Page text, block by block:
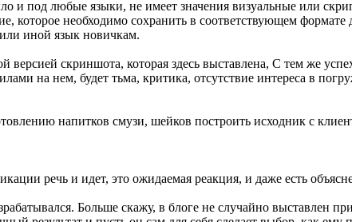
и под любые языки, не имеет значения визуальные или
которое необходимо сохранить в соответствующем
иной язык новичкам.
версией скриншота, которая здесь выставлена, С тем же
на нем, будет тьма, критика, отсутствие интереса в
напитков смузи, шейков построить исходник с
речь и идет, это ожидаемая реакция, и даже есть
Больше скажу, в блоге не случайно выставлен